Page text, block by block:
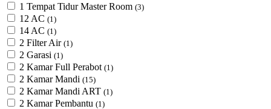
1 Tempat Tidur Master Room (3)
12 AC (1)
14 AC (1)
2 Filter Air (1)
2 Garasi (1)
2 Kamar Full Perabot (1)
2 Kamar Mandi (15)
2 Kamar Mandi ART (1)
2 Kamar Pembantu (1)